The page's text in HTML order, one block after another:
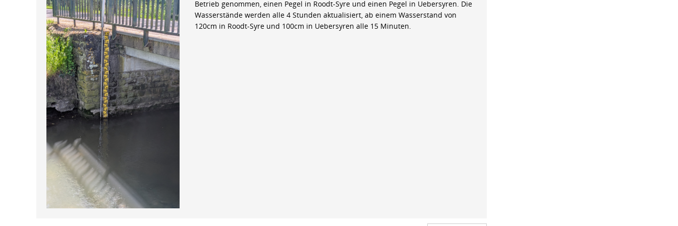
Betrieb genommen, einen Pegel in Roodt-Syre und einen Pegel in Uebersyren. Die
Wasserstände werden alle 4 Stunden aktualisiert, ab einem Wasserstand von
120cm in Roodt-Syre und 100cm in Uebersyren alle 15 Minuten.